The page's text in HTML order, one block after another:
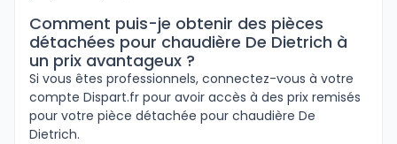
Comment puis-je obtenir des pièces
détachées pour chaudière De Dietrich à
un prix avantageux ?
Si vous êtes professionnels, connectez-vous à votre
compte Dispart.fr pour avoir accès à des prix remisés
pour votre pièce détachée pour chaudière De
Dietrich.